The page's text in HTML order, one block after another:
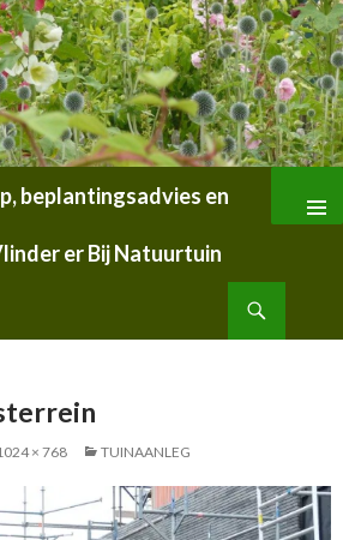
beplantingsadvies en
er Bij Natuurtuin
× 768 TUINAANLEG